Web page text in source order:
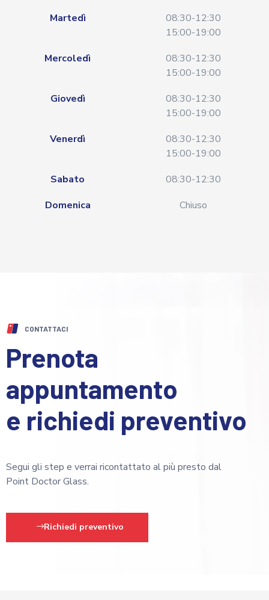
Martedì
08:30-12:30
15:00-19:00
Mercoledì
08:30-12:30
15:00-19:00
Giovedì
08:30-12:30
15:00-19:00
Venerdì
08:30-12:30
15:00-19:00
Sabato
08:30-12:30
Domenica
Chiuso
CONTATTACI
Prenota
appuntamento
e richiedi preventivo
Segui gli step e verrai ricontattato al più presto dal
Point Doctor Glass.
Richiedi preventivo